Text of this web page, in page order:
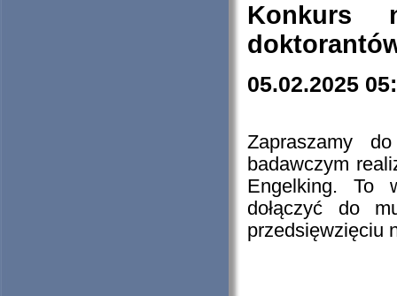
Konkurs
05.02.2025
Zapraszamy
badawczym
Engelking. To
dołączyć do
przedsięwzięciu